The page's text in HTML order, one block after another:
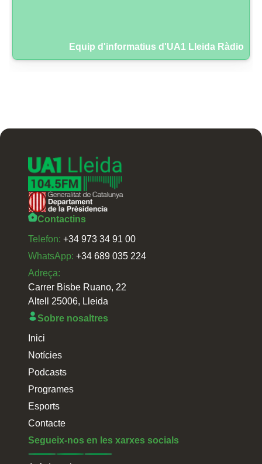
Equip d'informatius d'UA1 Lleida Ràdio
Contactins
Telefon: +34 973 34 91 00
WhatsApp: +34 689 035 224
Adreça:
Carrer Bisbe Ruano, 22
Altell 25006, Lleida
Sobre nosaltres
Inici
Notícies
Podcasts
Programes
Esports
Contacte
Segueix-nos en les xarxes socials